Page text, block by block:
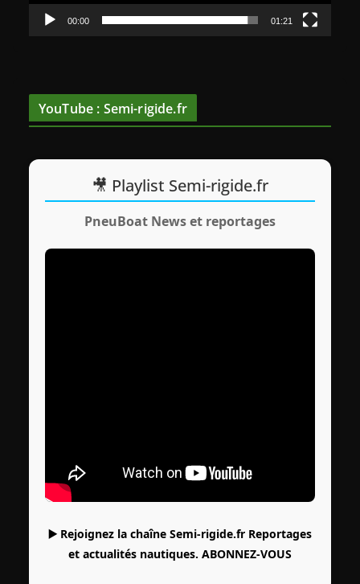
o
00:00 01:21
YouTube : Semi-rigide.fr
🎥 Playlist Semi-rigide.fr
PneuBoat News et reportages
▶️ Rejoignez la chaîne Semi-rigide.fr Reportages
et actualités nautiques. ABONNEZ-VOUS